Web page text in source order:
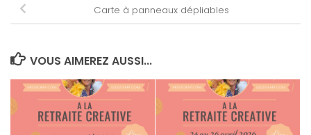
Carte à panneaux dépliables
VOUS AIMEREZ AUSSI...